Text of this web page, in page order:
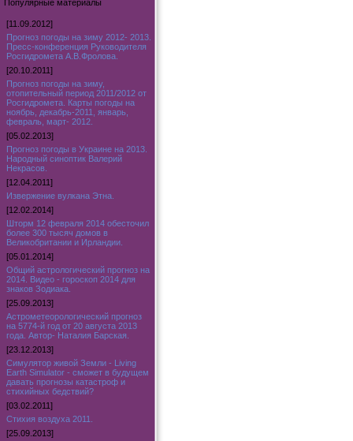
Популярные материалы
[11.09.2012]
Прогноз погоды на зиму 2012- 2013.
Пресс-конференция Руководителя
Росгидромета А.В.Фролова.
[20.10.2011]
Прогноз погоды на зиму,
отопительный период 2011/2012 от
Росгидромета. Карты погоды на
ноябрь, декабрь-2011, январь,
февраль, март- 2012.
[05.02.2013]
Прогноз погоды в Украине на 2013.
Народный синоптик Валерий
Некрасов.
[12.04.2011]
Извержение вулкана Этна.
[12.02.2014]
Шторм 12 февраля 2014 обесточил
более 300 тысяч домов в
Великобритании и Ирландии.
[05.01.2014]
Общий астрологический прогноз на
2014. Видео - гороскоп 2014 для
знаков Зодиака.
[25.09.2013]
Астрометеорологический прогноз
на 5774-й год от 20 августа 2013
года. Автор- Наталия Барская.
[23.12.2013]
Симулятор живой Земли - Living
Earth Simulator - сможет в будущем
давать прогнозы катастроф и
стихийных бедствий?
[03.02.2011]
Стихия воздуха 2011.
[25.09.2013]